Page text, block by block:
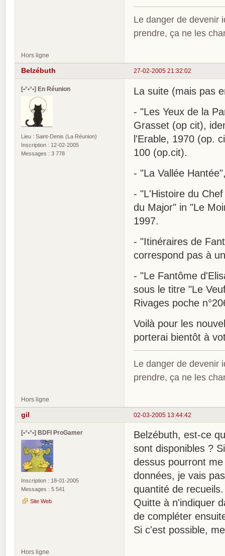
Le danger de devenir
prendre, ça ne les
Hors ligne
27-02-2005 21:32:02
Belzébuth
[•°•°•] En Réunion
Lieu : Saint-Denis (La Réunion)
Inscription : 12-02-2005
Messages : 3 778
La suite (mais pas
- "Les Yeux de la
Grasset (op cit),
l'Erable, 1970 (op.
100 (op.cit).
- "La Vallée
- "L'Histoire du
du Major" in "Le
1997.
- "Itinéraires de
correspond pas à
- "Le Fantôme
sous le titre "Le
Rivages poche
Voilà pour les
porterai bientôt à
Le danger de devenir
prendre, ça ne les
Hors ligne
02-03-2005 13:44:42
gil
[•°•°•] BDFI ProGamer
Inscription : 18-01-2005
Messages : 5 541
Site Web
Belzébuth, est-ce
sont disponibles ?
dessus pourront
données, je vais
quantité de recueils.
Quitte à n'indiquer
de compléter
Si c'est possible,
Hors ligne